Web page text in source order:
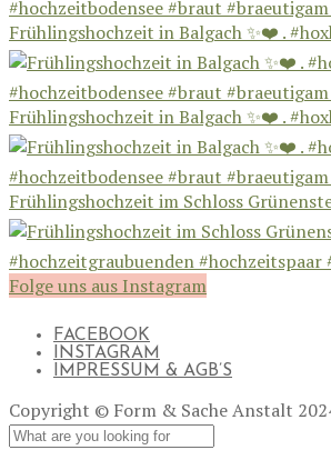
Frühlingshochzeit in Balgach ✨❤️ .
Frühlingshochzeit in Balgach ✨❤️ .
Frühlingshochzeit im Schloss
Folge uns aus Instagram
FACEBOOK
INSTAGRAM
IMPRESSUM & AGB’S
Copyright © Form & Sache Anstalt